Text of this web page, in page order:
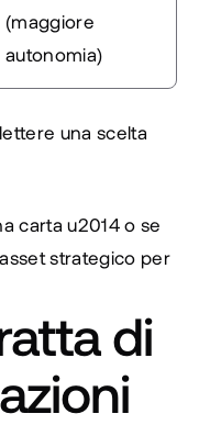
(maggiore
autonomia)
una scelta
carta u2014 o se
strategico per
di